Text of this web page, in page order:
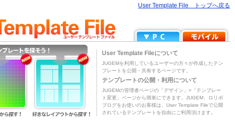
User Template File トップへ戻る
User Template Fileについて
JUGEMを利用しているユーザーの方々が作成したテン
プレートを公開・共有するページです。
テンプレートの公開・利用について
JUGEMの管理者ページの「デザイン」>「テンプレー
ト変更」ページから簡単にできます。JUGEM、ロリポ
ブログをお使いのお客様は、User Template Fileで公開
されているテンプレートを自由にご利用頂けます。